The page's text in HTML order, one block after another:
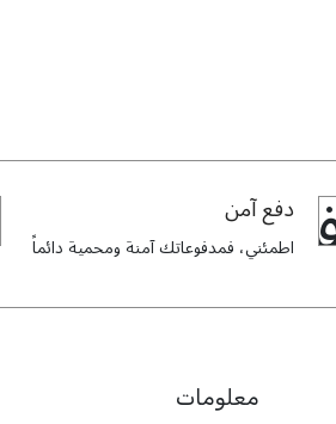
دفع آمن
اطمئني، فمدفوعاتك آمنة ومحمية دائماً
معلومات